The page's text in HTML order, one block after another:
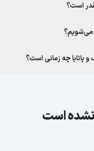
است؟
می‌شویم؟
پاتایا چه زمانی است؟
است